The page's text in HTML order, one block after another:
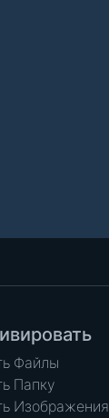
Файлы
Папку
Изображения